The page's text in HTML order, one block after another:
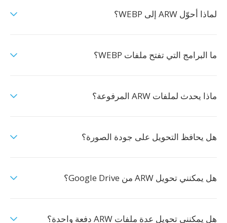
لماذا أحوّل ARW إلى WEBP؟
ما البرامج التي تفتح ملفات WEBP؟
ماذا يحدث لملفات ARW المرفوعة؟
هل يحافظ التحويل على جودة الصورة؟
هل يمكنني تحويل ARW من Google Drive؟
هل يمكنني تحويل عدة ملفات ARW دفعة واحدة؟